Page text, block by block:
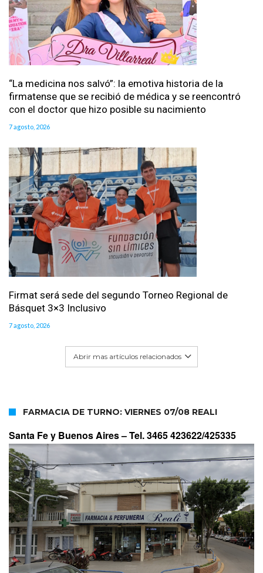
“La medicina nos salvó”: la emotiva historia de la
firmatense que se recibió de médica y se reencontró
con el doctor que hizo posible su nacimiento
7 agosto, 2026
Firmat será sede del segundo Torneo Regional de
Básquet 3×3 Inclusivo
7 agosto, 2026
Abrir mas artículos relacionados
FARMACIA DE TURNO: VIERNES 07/08 REALI
Santa Fe y Buenos Aires –Tel. 3465 423622/425335